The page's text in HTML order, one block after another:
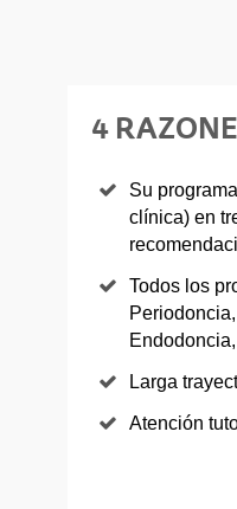
4
Su
clínica) en
Todos los
Larga
Atención